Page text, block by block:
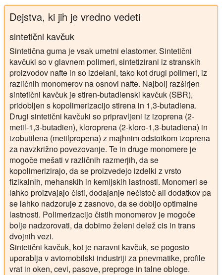
Dejstva, ki jih je vredno vedeti
sintetični kavčuk
Sintetična guma je vsak umetni elastomer. Sintetični
kavčuki so v glavnem polimeri, sintetizirani iz stranskih
proizvodov nafte in so izdelani, tako kot drugi polimeri, iz
različnih monomerov na osnovi nafte. Najbolj razširjen
sintetični kavčuk je stiren-butadienski kavčuk (SBR),
pridobljen s kopolimerizacijo stirena in 1,3-butadiena.
Drugi sintetični kavčuki so pripravljeni iz izoprena (2-
metil-1,3-butadien), kloroprena (2-kloro-1,3-butadiena) in
izobutilena (metilpropena) z majhnim odstotkom izoprena
za navzkrižno povezovanje. Te in druge monomere je
mogoče mešati v različnih razmerjih, da se
kopolimerizirajo, da se proizvedejo izdelki z vrsto
fizikalnih, mehanskih in kemijskih lastnosti. Monomeri se
lahko proizvajajo čisti, dodajanje nečistoč ali dodatkov pa
se lahko nadzoruje z zasnovo, da se dobijo optimalne
lastnosti. Polimerizacijo čistih monomerov je mogoče
bolje nadzorovati, da dobimo želeni delež cis in trans
dvojnih vezi.
Sintetični kavčuk, kot je naravni kavčuk, se pogosto
uporablja v avtomobilski industriji za pnevmatike, profile
vrat in oken, cevi, pasove, preproge in talne obloge.